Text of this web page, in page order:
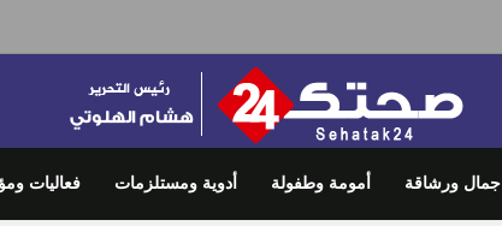
جمال ورشاقة أمومة وطفولة أدوية ومستلزمات فعاليات